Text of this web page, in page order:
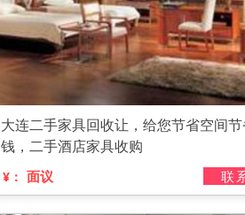
大连二手家具回收让，给您节省空间
钱，二手酒店家具收购
¥： 面议 联